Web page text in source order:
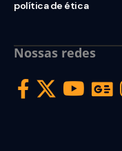
política de ética
Nossas redes